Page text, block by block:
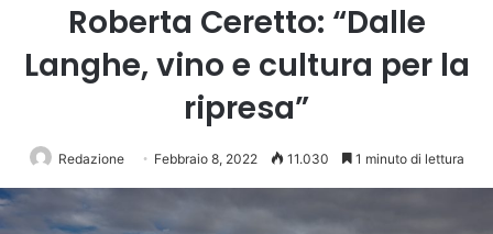
Roberta Ceretto: “Dalle
Langhe, vino e cultura per la
ripresa”
Redazione Febbraio 8, 2022 11.030 1 minuto di lettura